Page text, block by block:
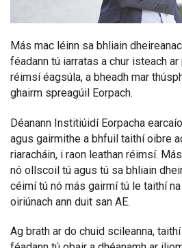
Más mac léinn sa bhliain
féadann tú iarratas a chur isteach
réimsí éagsúla, a bheadh mar
ghairm spreagúil Eorpach.
Déanann Institiúidí Eorpacha
agus gairmithe a bhfuil taithí oibre
riaracháin, i raon leathan réimsí.
nó ollscoil tú agus tú sa bhliain
céimí tú nó más gairmí tú le taithí
oiriúnach ann duit san AE.
Ag brath ar do chuid scileanna,